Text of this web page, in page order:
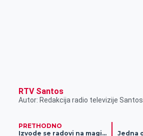
RTV Santos
Autor: Redakcija radio televizije Santos
PRETHODNO
Izvode se radovi na magistralnom putu